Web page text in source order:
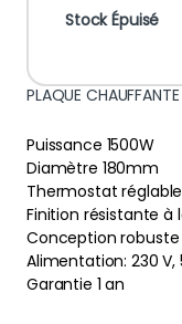
PLAQUE
Stock Épuisé
Puissance 1500W
Diamètre 180mm
Thermostat réglable
Finition résistante à
Conception robuste
Alimentation: 230 V,
Garantie 1 an